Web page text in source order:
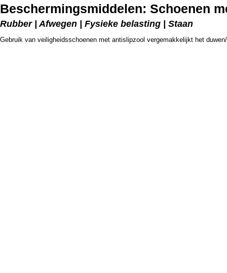
Beschermingsmiddelen: Schoenen
Rubber | Afwegen | Fysieke belasting | Staan
Gebruik van veiligheidsschoenen met antislipzool vergemakkelijkt het